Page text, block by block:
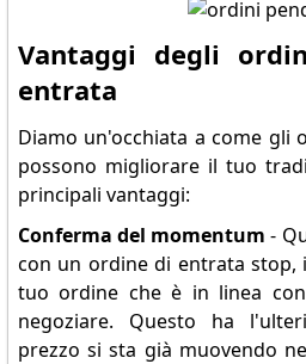
Vantaggi degli
entrata
Diamo un'occhiata a come gli
possono migliorare il tuo
principali vantaggi:
Conferma del momentum -
con un ordine di entrata stop,
tuo ordine che è in linea
negoziare. Questo ha
prezzo si sta già muovendo